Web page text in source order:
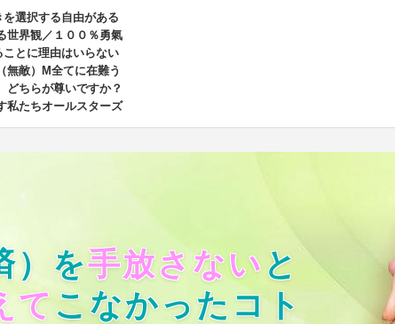
選択する自由がある
世界観／１００％勇氣
とに理由はいらない
無敵）M全てに在難う
どちらが尊いですか？
私たちオールスターズ
）を手放さないと
て こなかったコト